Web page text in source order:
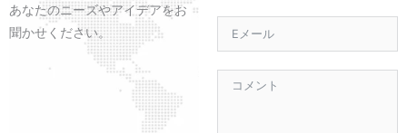
あなたのニーズやアイデアをお
聞かせください。